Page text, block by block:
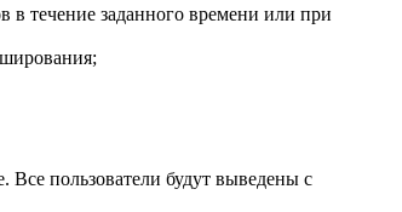
в течение заданного времени или при
Все пользователи будут выведены с